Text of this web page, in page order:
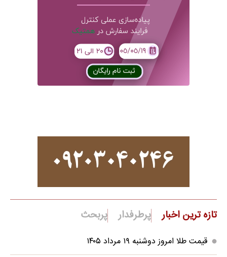
تازه ترین اخبار پرطرفدار پربحث
قیمت طلا امروز دوشنبه ۱۹ مرداد ۱۴۰۵